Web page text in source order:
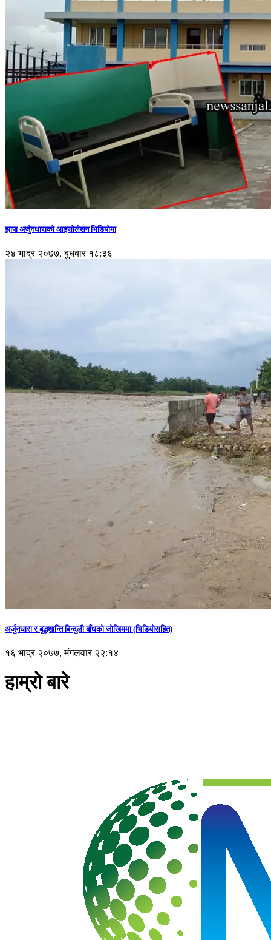
झापा अर्जुनधाराको आइसोलेशन भिडियोमा
२४ भाद्र २०७७, बुधबार १८:३६
अर्जुनधारा र बुद्धशान्ति बिन्दुली बाँधको जोखिममा (भिडियाेसहित)
१६ भाद्र २०७७, मंगलवार २२:१४
हाम्रो बारे